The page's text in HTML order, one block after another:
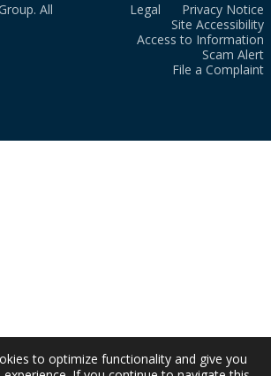
All
Legal
Privacy Notice
Site Accessibility
Access to Information
Scam Alert
File a Complaint
to optimize functionality and give you